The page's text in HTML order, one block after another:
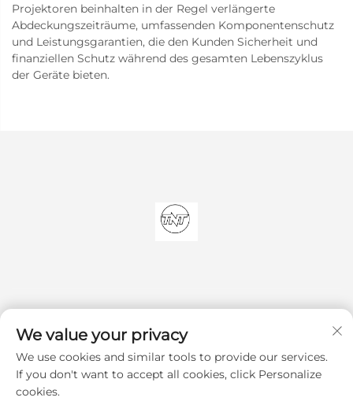
Projektoren beinhalten in der Regel verlängerte
Abdeckungszeiträume, umfassenden Komponentenschutz
und Leistungsgarantien, die den Kunden Sicherheit und
finanziellen Schutz während des gesamten Lebenszyklus
der Geräte bieten.
Abonnieren
We value your privacy
We use cookies and similar tools to provide our services.
If you don't want to accept all cookies, click Personalize
cookies.